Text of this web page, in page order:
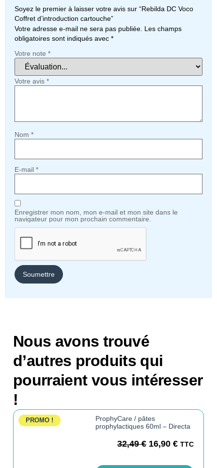
Soyez le premier à laisser votre avis sur “Rebilda DC Voco
Coffret d’introduction cartouche”
Votre adresse e-mail ne sera pas publiée. Les champs
obligatoires sont indiqués avec *
Votre note *
Votre avis *
Nom *
E-mail *
Enregistrer mon nom, mon e-mail et mon site dans le
navigateur pour mon prochain commentaire.
Nous avons trouvé
d’autres produits qui
pourraient vous intéresser
!
PROMO !
ProphyCare / pâtes
prophylactiques 60ml – Directa
32,49€ 16,90€ TTC